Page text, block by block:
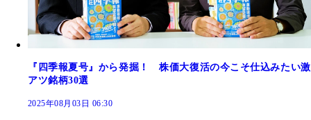
『四季報夏号』から発掘！ 株価大復活の今こそ仕込みたい激
アツ銘柄30選
2025年08月03日 06:30